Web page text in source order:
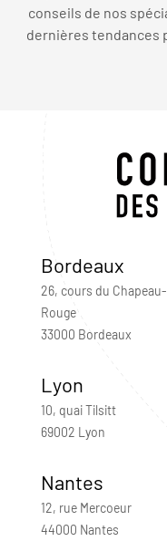
conseils de nos
dernières tendances
Bordeaux
26, cours du Chapeau-
Rouge
33000 Bordeaux
Lyon
10, quai Tilsitt
69002 Lyon
Nantes
12, rue Mercoeur
44000 Nantes